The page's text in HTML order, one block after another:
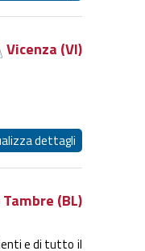
Vicenza (VI)
dettagli
(BL)
e di tutto il